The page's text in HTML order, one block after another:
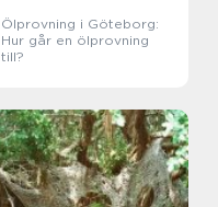
Ölprovning i Göteborg:
Hur går en ölprovning
till?